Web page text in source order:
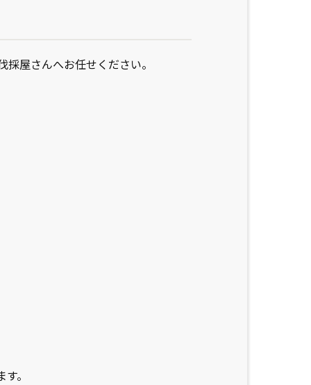
屋さんへお任せください。
。